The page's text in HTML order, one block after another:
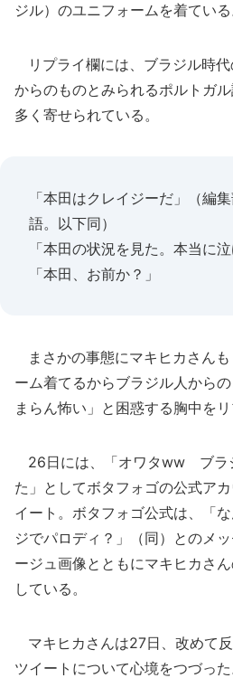
ジル）のユニフォームを着ている
リプライ欄には、ブラジル時
からのものとみられるポルトガ
多く寄せられている。
「本田はクレイジーだ」（編
語。以下同）
「本田の状況を見た。本当に泣
「本田、お前か？」
まさかの事態にマキヒカさん
ーム着てるからブラジル人から
まらん怖い」と困惑する胸中をリ
26日には、「オワタww ブラ
た」としてボタフォゴの公式ア
イート。ボタフォゴ公式は、「
ジでパロディ？」（同）とのメ
ージュ画像とともにマキヒカさ
している。
マキヒカさんは27日、改めて
ツイートについて心境をつづった